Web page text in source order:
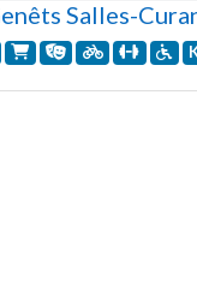
Salles-